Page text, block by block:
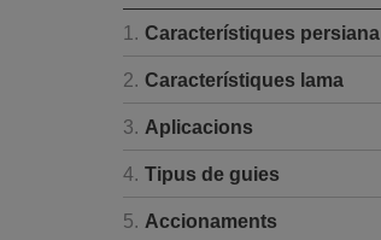
1. Característiques persiana
2. Característiques lama
3. Aplicacions
4. Tipus de guies
5. Accionaments